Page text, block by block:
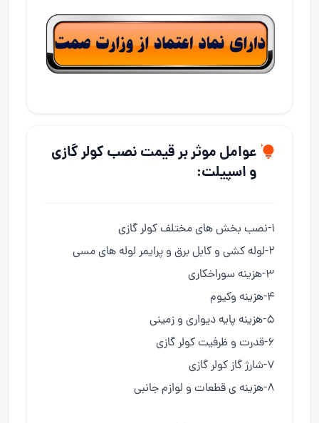
عوامل موثر بر قیمت نصب کولر گازی
و اسپیلت:
۱-نصب بخش های مختلف کولر گازی
۲-لوله کشی و کابل برق و پرایمر لوله های مسی
۳-هزینه سوراخکاری
۴-هزینه وکیوم
۵-هزینه پایه دیواری و زمینی
۶-قدرت و ظرفیت کولر گازی
۷-شارژ گاز کولر گازی
۸-هزینه ی قطعات و لوازم جانبی